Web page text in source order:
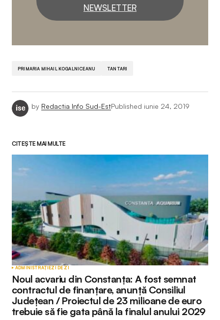
NEWSLETTER
PRIMARIA MIHAIL KOGALNICEANU TANTARI
by Redactia Info Sud-EstPublished iunie 24, 2019
CITEȘTE MAI MULTE
ADMINISTRAȚIEZI DE ZI
Noul acvariu din Constanța: A fost semnat
contractul de finanțare, anunță Consiliul
Județean / Proiectul de 23 milioane de euro
trebuie să fie gata până la finalul anului 2029